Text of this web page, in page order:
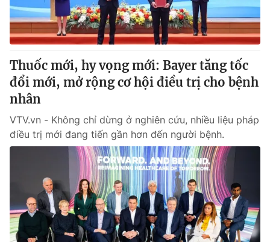
Thuốc mới, hy vọng mới: Bayer tăng tốc
đổi mới, mở rộng cơ hội điều trị cho bệnh
nhân
VTV.vn - Không chỉ dừng ở nghiên cứu, nhiều liệu pháp
điều trị mới đang tiến gần hơn đến người bệnh.